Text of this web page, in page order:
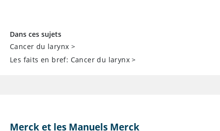
Dans ces sujets
Cancer du larynx >
Les faits en bref: Cancer du larynx >
Merck et les Manuels Merck